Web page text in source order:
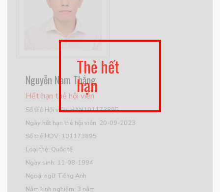
Nguyễn Nam Thắng
Hết hạn thẻ hội viên
Số thẻ Hội viên: HAN101173895
Ngày hết hạn thẻ hội viên: 20-09-2023
Số thẻ HDV: 101173895
Loại thẻ: Quốc tế
Ngày sinh: 11-08-1994
Ngoại ngữ: Tiếng Anh
Năm kinh nghiệm: 3 năm
Thẻ hết
hạn